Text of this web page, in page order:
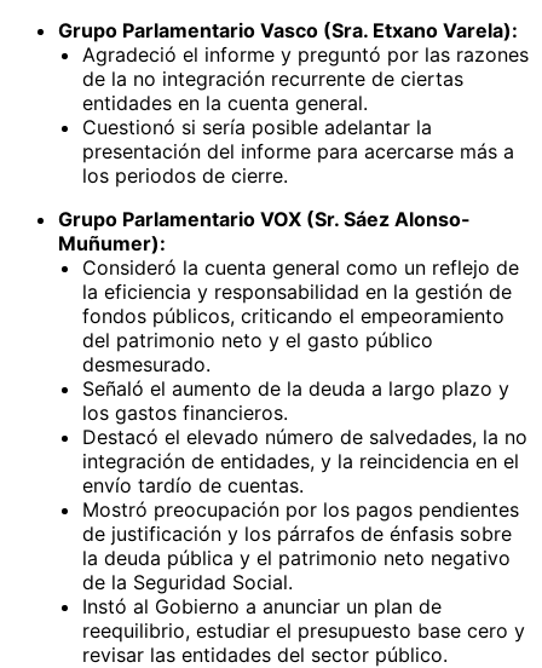
Grupo Parlamentario Vasco (Sra. Etxano Varela):
Agradeció el informe y preguntó por las razones
de la no integración recurrente de ciertas
entidades en la cuenta general.
Cuestionó si sería posible adelantar la
presentación del informe para acercarse más a
los periodos de cierre.
Grupo Parlamentario VOX (Sr. Sáez Alonso-
Muñumer):
Consideró la cuenta general como un reflejo de
la eficiencia y responsabilidad en la gestión de
fondos públicos, criticando el empeoramiento
del patrimonio neto y el gasto público
desmesurado.
Señaló el aumento de la deuda a largo plazo y
los gastos financieros.
Destacó el elevado número de salvedades, la no
integración de entidades, y la reincidencia en el
envío tardío de cuentas.
Mostró preocupación por los pagos pendientes
de justificación y los párrafos de énfasis sobre
la deuda pública y el patrimonio neto negativo
de la Seguridad Social.
Instó al Gobierno a anunciar un plan de
reequilibrio, estudiar el presupuesto base cero y
revisar las entidades del sector público.